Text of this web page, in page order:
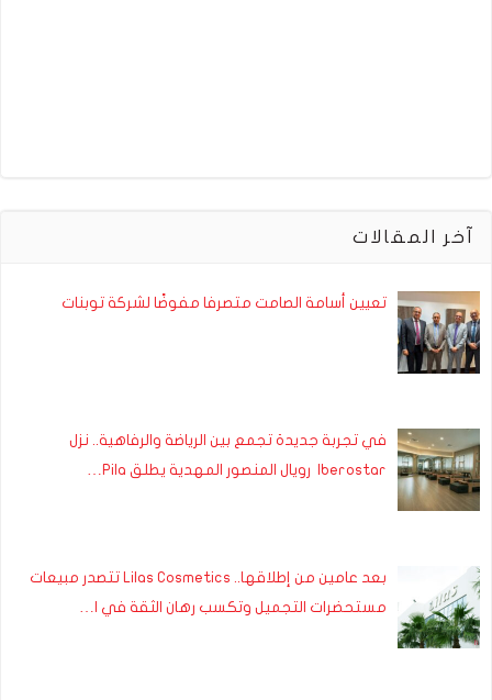
آخر المقالات
تعيين أسامة الصامت متصرفا مفوضًا لشركة توبنات
في تجربة جديدة تجمع بين الرياضة والرفاهية.. نزل
Iberostar رويال المنصور المهدية يطلق Pila…
بعد عامين من إطلاقها.. Lilas Cosmetics تتصدر مبيعات
مستحضرات التجميل وتكسب رهان الثقة في ا…